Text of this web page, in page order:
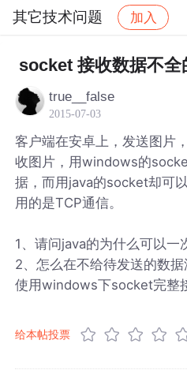
其它技术问题 加入
其它技术问题
socket 接收数据不全
true__false
2015-07-03
客户端在安卓上，发送图片
收图片，用windows的
据，而用java的socket却可
用的是TCP通信。
1、请问java的为什么可以一
2、怎么在不给待发送的数
使用windows下socket完整
给本帖投票